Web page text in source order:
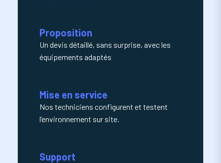
Proposition
Un devis détaillé, sans surprise, avec les
équipements adaptés
Mise en service
Nos techniciens configurent et testent
l’environnement sur site.
Support